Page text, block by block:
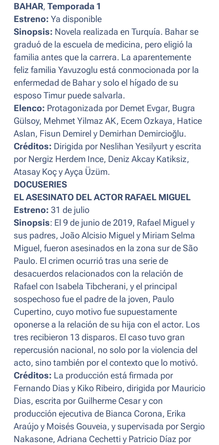
BAHAR, Temporada 1
Estreno: Ya disponible
Sinopsis: Novela realizada en Turquía. Bahar se
graduó de la escuela de medicina, pero eligió la
familia antes que la carrera. La aparentemente
feliz familia Yavuzoglu está conmocionada por la
enfermedad de Bahar y solo el hígado de su
esposo Timur puede salvarla.
Elenco: Protagonizada por Demet Evgar, Bugra
Gülsoy, Mehmet Yilmaz AK, Ecem Ozkaya, Hatice
Aslan, Fisun Demirel y Demirhan Demircioğlu.
Créditos: Dirigida por Neslihan Yesilyurt y escrita
por Nergiz Herdem Ince, Deniz Akcay Katiksiz,
Atasay Koç y Ayça Üzüm.
DOCUSERIES
EL ASESINATO DEL ACTOR RAFAEL MIGUEL
Estreno: 31 de julio
Sinopsis: El 9 de junio de 2019, Rafael Miguel y
sus padres, João Alcisio Miguel y Miriam Selma
Miguel, fueron asesinados en la zona sur de São
Paulo. El crimen ocurrió tras una serie de
desacuerdos relacionados con la relación de
Rafael con Isabela Tibcherani, y el principal
sospechoso fue el padre de la joven, Paulo
Cupertino, cuyo motivo fue supuestamente
oponerse a la relación de su hija con el actor. Los
tres recibieron 13 disparos. El caso tuvo gran
repercusión nacional, no solo por la violencia del
acto, sino también por el contexto que lo motivó.
Créditos: La producción está firmada por
Fernando Dias y Kiko Ribeiro, dirigida por Mauricio
Dias, escrita por Guilherme Cesar y con
producción ejecutiva de Bianca Corona, Erika
Araújo y Moisés Gouveia, y supervisada por Sergio
Nakasone, Adriana Cechetti y Patricio Díaz por